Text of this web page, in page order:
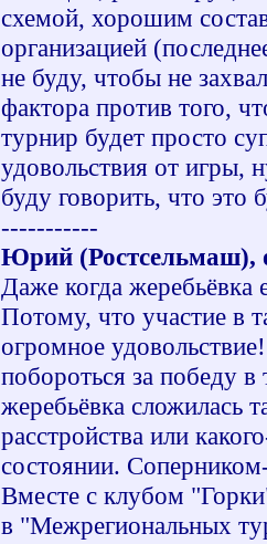
схемой, хорошим
организацией
не буду, чтобы не
фактора против того,
турнир будет просто
удовольствия от игры,
буду говорить, что это
-----------
Юрий
Даже когда жеребьёвка
Потому, что участие в
огромное
побороться за победу
жеребьёвка сложилась
расстройства или
состоянии.
Вместе с клубом
в "Межрегиональных